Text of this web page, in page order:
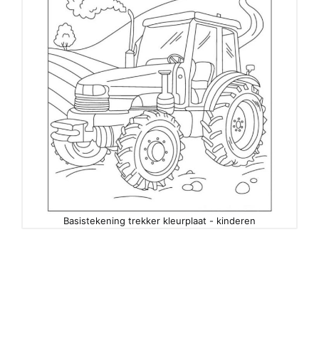
Basistekening trekker kleurplaat - kinderen